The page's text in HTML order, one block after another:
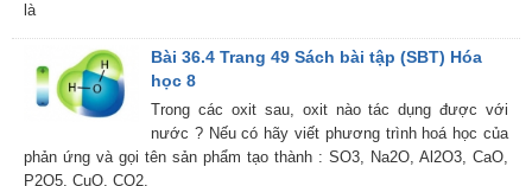
là
Bài 36.4 Trang 49 Sách bài tập (SBT) Hóa
học 8
Trong các oxit sau, oxit nào tác dụng được với
nước ? Nếu có hãy viết phương trình hoá học của
phản ứng và gọi tên sản phẩm tạo thành : SO3, Na2O, Al2O3, CaO,
P2O5, CuO, CO2.